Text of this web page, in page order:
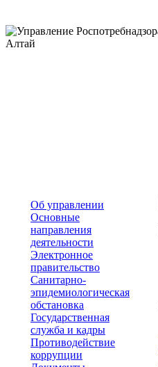
Об управлении
Основные
направления
деятельности
Электронное
правительство
Санитарно-
эпидемиологическая
обстановка
Государственная
служба и кадры
Противодействие
коррупции